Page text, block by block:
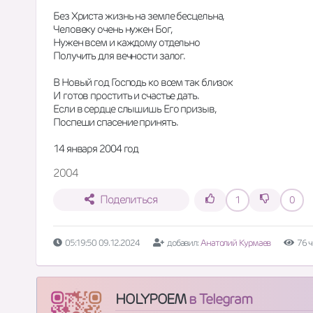
Без Христа жизнь на земле бесцельна,
Человеку очень нужен Бог,
Нужен всем и каждому отдельно
Получить для вечности залог.
В Новый год Господь ко всем так близок
И готов простить и счастье дать.
Если в сердце слышишь Его призыв,
Поспеши спасение принять.
14 января 2004 год
2004
Поделиться
1 0
05:19:50 09.12.2024 добавил:Анатолий Курмаев 76
HOLYPOEMв Telegram